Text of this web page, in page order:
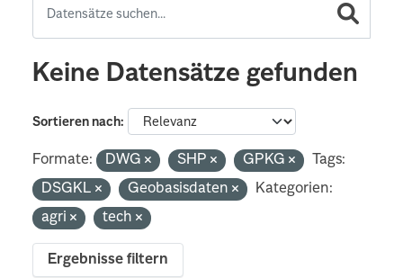
Keine Datensätze gefunden
Sortieren nach
Formate: DWG SHP GPKG
Tags:
DSGKL
Geobasisdaten
Kategorien:
agri
tech
Ergebnisse filtern